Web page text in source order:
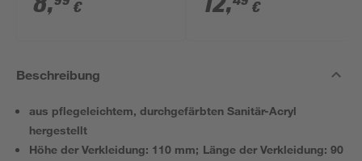
€ €
Beschreibung
aus pflegeleichtem, durchgefärbten Sanitär-Acryl
hergestellt
Höhe der Verkleidung: 110 mm; Länge der Verkleidung: 90